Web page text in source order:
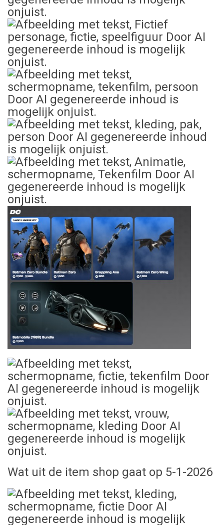
Wat uit de item shop gaat op 5-1-2026